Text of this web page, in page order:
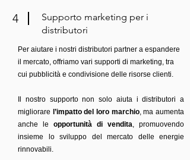
4
Supporto marketing per i
distributori
Per aiutare i nostri distributori partner a espandere
il mercato, offriamo vari supporti di marketing, tra
cui pubblicità e condivisione delle risorse clienti.
Il nostro supporto non solo aiuta i distributori a
migliorare l’impatto del loro marchio, ma aumenta
anche le opportunità di vendita, promuovendo
insieme lo sviluppo del mercato delle energie
rinnovabili.